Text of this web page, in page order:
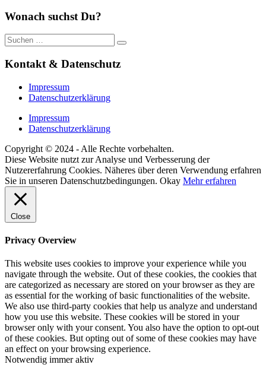
Wonach suchst Du?
Suche
nach:
Kontakt & Datenschutz
Impressum
Datenschutzerklärung
Impressum
Datenschutzerklärung
Copyright © 2024 - Alle Rechte vorbehalten.
Diese Website nutzt zur Analyse und Verbesserung der
Nutzererfahrung Cookies. Näheres über deren Verwendung erfahren
Sie in unseren Datenschutzbedingungen. Okay Mehr erfahren
Close
Privacy Overview
This website uses cookies to improve your experience while you
navigate through the website. Out of these cookies, the cookies that
are categorized as necessary are stored on your browser as they are
as essential for the working of basic functionalities of the website.
We also use third-party cookies that help us analyze and understand
how you use this website. These cookies will be stored in your
browser only with your consent. You also have the option to opt-out
of these cookies. But opting out of some of these cookies may have
an effect on your browsing experience.
Notwendig immer aktiv